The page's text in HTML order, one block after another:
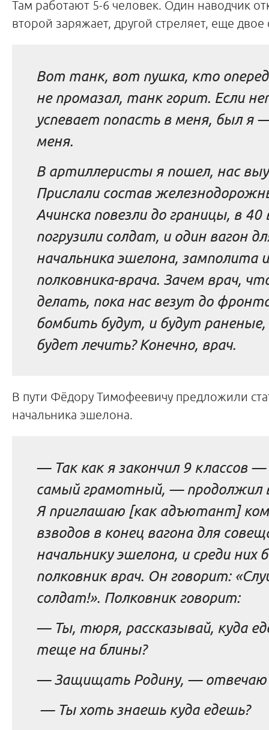
Там работают 5-6 человек. Один наводчик
второй заряжает, другой стреляет, еще двое
Вот танк, вот пушка, кто
не промазал, танк горит. Если
успевает попасть в меня, был я
меня.
В артиллеристы я пошел, нас
Прислали состав
Ачинска повезли до границы, в 40
погрузили солдат, и один вагон
начальника эшелона, замполита и
полковника-врача. Зачем врач,
делать, пока нас везут до
бомбить будут, и будут
будет лечить? Конечно, врач.
В пути Фёдору Тимофеевичу предложили
начальника эшелона.
— Так как я закончил 9 классов —
самый грамотный, — продолжил
Я приглашаю [как адъютант]
взводов в конец вагона для
начальнику эшелона, и среди них
полковник врач. Он говорит:
солдат!». Полковник говорит:
— Ты, тюря, рассказывай, куда
теще на блины?
— Защищать Родину, — отвечаю
— Ты хоть знаешь куда едешь?